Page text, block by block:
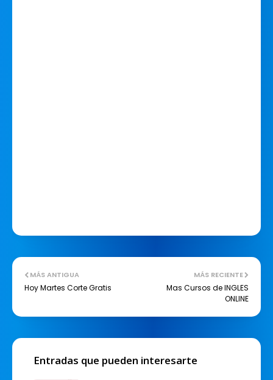
MÁS RECIENTE
Mas Cursos de INGLES
ONLINE
MÁS ANTIGUA
Hoy Martes Corte Gratis
Entradas que pueden interesarte